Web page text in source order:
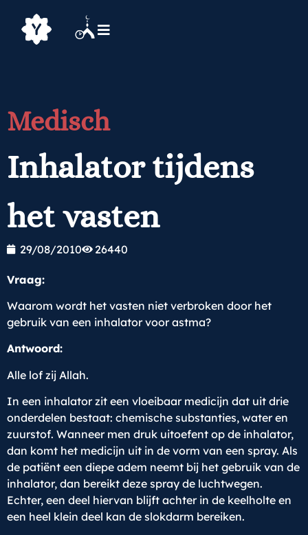
Medisch
Inhalator tijdens
het vasten
29/08/2010 26440
Vraag:
Waarom wordt het vasten niet verbroken door het
gebruik van een inhalator voor astma?
Antwoord:
Alle lof zij Allah.
In een inhalator zit een vloeibaar medicijn dat uit drie
onderdelen bestaat: chemische substanties, water en
zuurstof. Wanneer men druk uitoefent op de inhalator,
dan komt het medicijn uit in de vorm van een spray. Als
de patiënt een diepe adem neemt bij het gebruik van de
inhalator, dan bereikt deze spray de luchtwegen.
Echter, een deel hiervan blijft achter in de keelholte en
een heel klein deel kan de slokdarm bereiken.